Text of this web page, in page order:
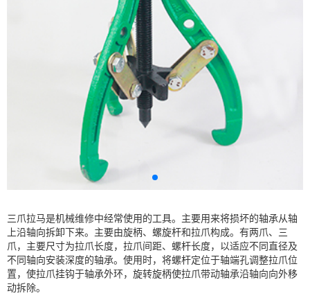
三爪拉马是机械维修中经常使用的工具。主要用来将损坏的轴承从轴
上沿轴向拆卸下来。主要由旋柄、螺旋杆和拉爪构成。有两爪、三
爪，主要尺寸为拉爪长度，拉爪间距、螺杆长度，以适应不同直径及
不同轴向安装深度的轴承。使用时，将螺杆定位于轴端孔调整拉爪位
置，使拉爪挂钩于轴承外环，旋转旋柄使拉爪带动轴承沿轴向向外移
动拆除。